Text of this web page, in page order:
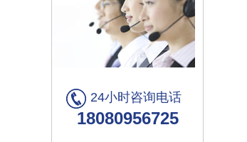
24小时咨询电话
18080956725